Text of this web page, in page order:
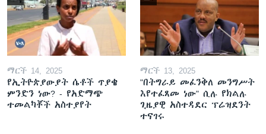
ማርች 14, 2025
የኢትዮጵያውያት ሴቶች ጥያቄ
ምንድን ነው? - የአድማጭ
ተመልካቾች አስተያየት
ማርች 13, 2025
"በትግራይ መፈንቅለ መንግሥት
እየተፈጸመ ነው" ሲሉ የክልሉ
ጊዜያዊ አስተዳደር ፕሬዝደንት
ተናገሩ